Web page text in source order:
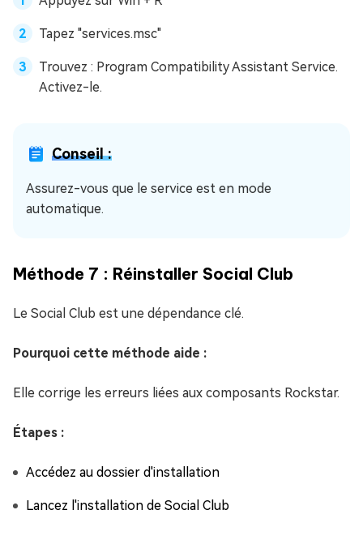
Tapez "services.msc"
Trouvez : Program Compatibility Assistant Service.
Activez-le.
Conseil :
Assurez-vous que le service est en mode
automatique.
Méthode 7 : Réinstaller Social Club
Le Social Club est une dépendance clé.
Pourquoi cette méthode aide :
Elle corrige les erreurs liées aux composants Rockstar.
Étapes :
Accédez au dossier d'installation
Lancez l'installation de Social Club